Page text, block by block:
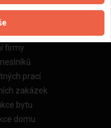
firmy
prací
zakázek
bytu
domu